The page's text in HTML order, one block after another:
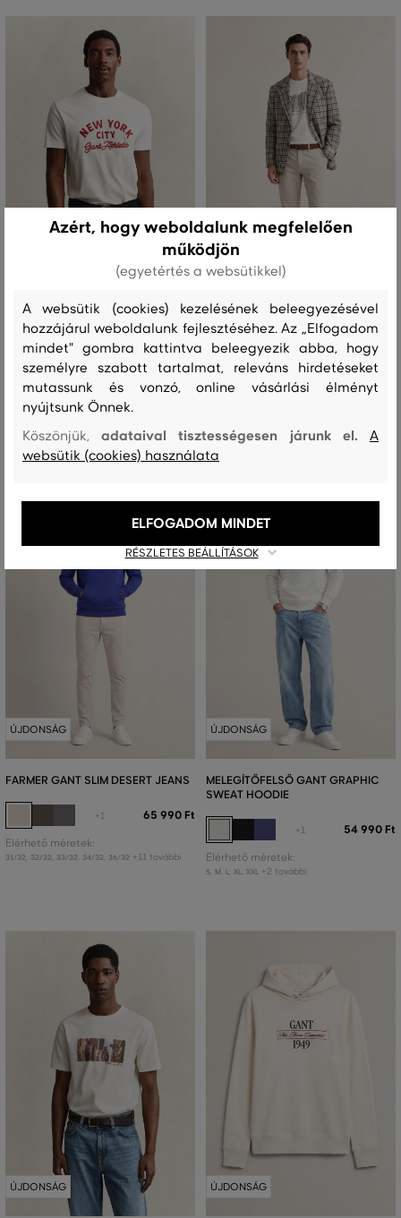
PÓLÓ GANT GRAPHIC SS T-SHIRT
26 990 Ft
Elérhető méretek:
+3 további
ÚJDONSÁG
NADRÁG GANT SLIM SMART
CHINOS
79 990 Ft
ÚJDONSÁG
FARMER GANT SLIM DESERT JEANS
+1 65 990 Ft
Elérhető méretek:
31/32 32/32 33/32 34/32 36/32 +11 további
ÚJDONSÁG
MELEGÍTŐFELSŐ GANT GRAPHIC
SWEAT HOODIE
+1 54 990 Ft
Elérhető méretek:
S, M L XL XXL +2 további
ÚJDONSÁG ÚJDONSÁG
Azért, hogy weboldalunk megfelelően
működjön
(egyetértés a websütikkel)
A websütik (cookies) kezelésének beleegyezésével
hozzájárul weboldalunk fejlesztéséhez. Az „Elfogadom
mindet" gombra kattintva beleegyezik abba, hogy
személyre szabott tartalmat, releváns hirdetéseket
mutassunk és vonzó, online vásárlási élményt
nyújtsunk Önnek.
Köszönjük,adataival tisztességesen járunk el.A
websütik (cookies) használata
RÉSZLETES BEÁLLÍTÁSOK
ELFOGADOM MINDET